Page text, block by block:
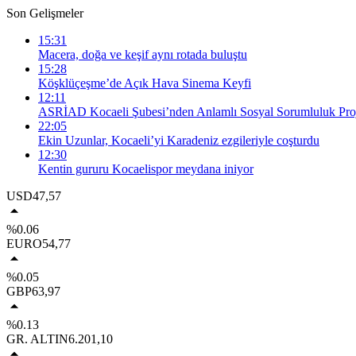
Son Gelişmeler
15:31
Macera, doğa ve keşif aynı rotada buluştu
15:28
Köşklüçeşme’de Açık Hava Sinema Keyfi
12:11
ASRİAD Kocaeli Şubesi’nden Anlamlı Sosyal Sorumluluk
22:05
Ekin Uzunlar, Kocaeli’yi Karadeniz ezgileriyle coşturdu
12:30
Kentin gururu Kocaelispor meydana iniyor
USD47,57
%0.06
EURO54,77
%0.05
GBP63,97
%0.13
GR. ALTIN6.201,10